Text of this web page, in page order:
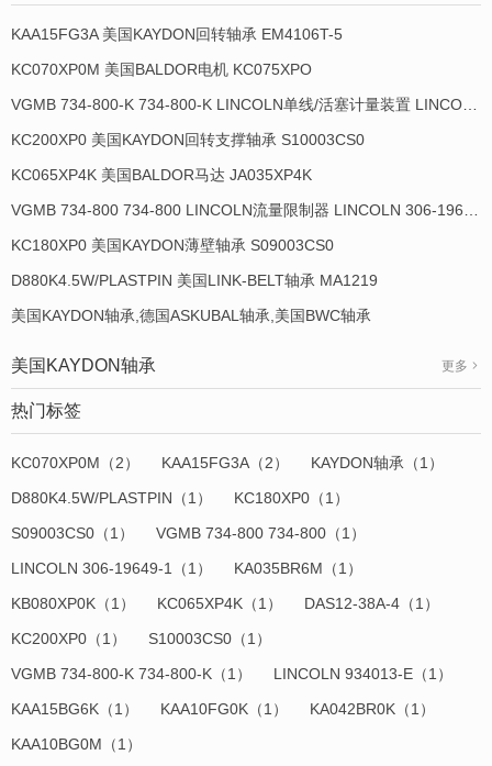
KAA15FG3A 美国KAYDON回转轴承 EM4106T-5
KC070XP0M 美国BALDOR电机 KC075XPO
KC200XP0 美国KAYDON回转支撑轴承 S10003CS0
KC065XP4K 美国BALDOR马达 JA035XP4K
KC180XP0 美国KAYDON薄壁轴承 S09003CS0
D880K4.5W/PLASTPIN 美国LINK-BELT轴承 MA1219
美国KAYDON轴承,德国ASKUBAL轴承,美国BWC轴承
美国KAYDON轴承 更多
热门标签
KC070XP0M（2） KAA15FG3A（2）
KAYDON轴承（1）
D880K4.5W/PLASTPIN（1）
KC180XP0（1）
S09003CS0（1）
VGMB 734-800 734-800（1）
LINCOLN 306-19649-1（1）
KA035BR6M（1）
KB080XP0K（1）
KC065XP4K（1）
DAS12-38A-4（1）
KC200XP0（1）
S10003CS0（1）
VGMB 734-800-K 734-800-K（1）
LINCOLN 934013-E（1）
KAA15BG6K（1）
KAA10FG0K（1）
KA042BR0K（1）
KAA10BG0M（1）